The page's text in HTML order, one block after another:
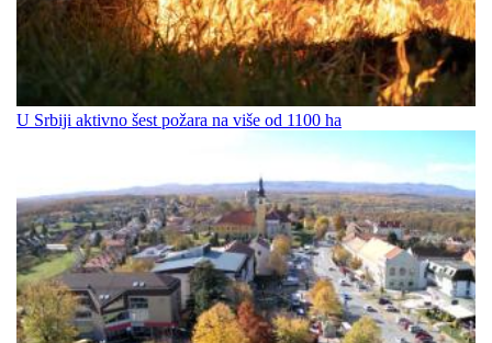
U Srbiji aktivno šest požara na više od 1100 ha